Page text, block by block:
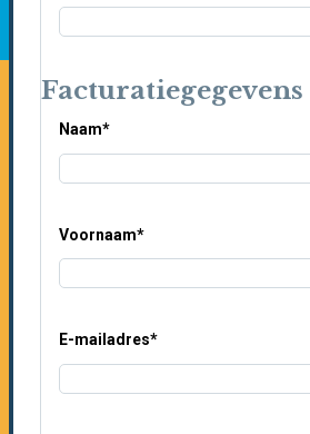
Facturatiegegevens
Naam*
Voornaam*
E-mailadres*